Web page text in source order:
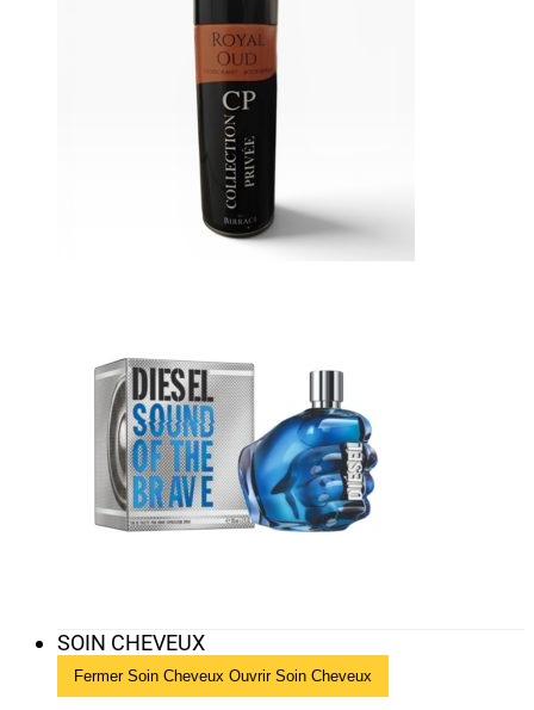
SOIN CHEVEUX
Fermer Soin Cheveux Ouvrir Soin Cheveux